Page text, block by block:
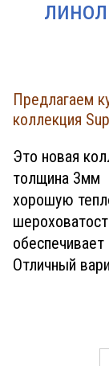
Предлагаем
коллекция
Это новая
толщина 3мм
хорошую
Отличный